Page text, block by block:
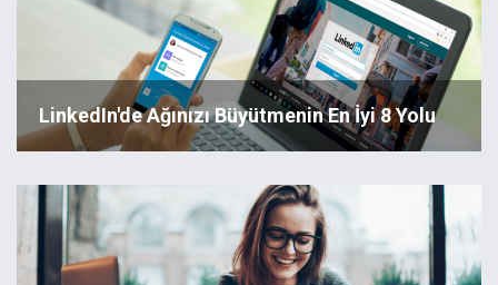
LinkedIn'de Ağınızı Büyütmenin En İyi 8 Yolu